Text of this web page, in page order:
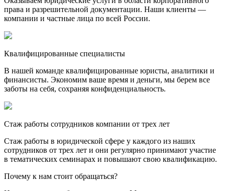
права и разрешительной документации. Наши клиенты —
компании и частные лица по всей России.
Квалифицированные специалисты
В нашей команде квалифицированные юристы, аналитики и
финансисты. Экономим ваше время и деньги, мы берем все
заботы на себя, сохраняя конфиденциальность.
Стаж работы сотрудников компании от трех лет
Стаж работы в юридической сфере у каждого из наших
сотрудников от трех лет и они регулярно принимают участие
в тематических семинарах и повышают свою квалификацию.
Почему к нам стоит обращаться?